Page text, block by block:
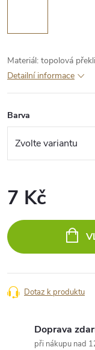
Materiál: topolová
Detailní informace
Barva
7 Kč
cena:
Dotaz k produktu
Doprava
při nákupu nad